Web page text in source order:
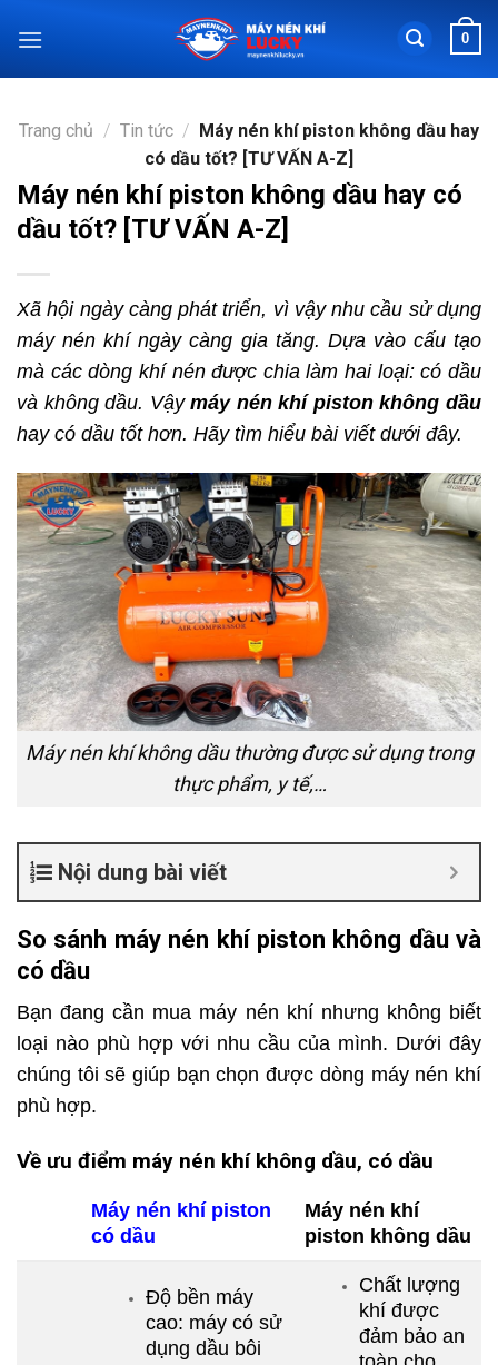
đến
0
Trang chủ / Tin tức / Máy nén khí piston không dầu hay
có dầu tốt? [TƯ VẤN A-Z]
Máy nén khí piston không dầu hay có
dầu tốt? [TƯ VẤN A-Z]
Xã hội ngày càng phát triển, vì vậy nhu cầu sử dụng
máy nén khí ngày càng gia tăng. Dựa vào cấu tạo
mà các dòng khí nén được chia làm hai loại: có dầu
và không dầu. Vậymáy nén khí piston không dầu
hay có dầu tốt hơn. Hãy tìm hiểu bài viết dưới đây.
Máy nén khí không dầu thường được sử dụng trong
thực phẩm, y tế,…
Nội dung bài viết
So sánh máy nén khí piston không dầu và
có dầu
Bạn đang cần mua máy nén khí nhưng không biết
loại nào phù hợp với nhu cầu của mình. Dưới đây
chúng tôi sẽ giúp bạn chọn được dòng máy nén khí
phù hợp.
Về ưu điểm máy nén khí không dầu, có dầu
Máy nén khí piston
có dầu
Máy nén khí
piston không dầu
Độ bền máy
cao: máy có sử
dụng dầu bôi
Chất lượng
khí được
đảm bảo an